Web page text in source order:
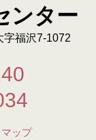
ンター
福沢7-1072
ップ